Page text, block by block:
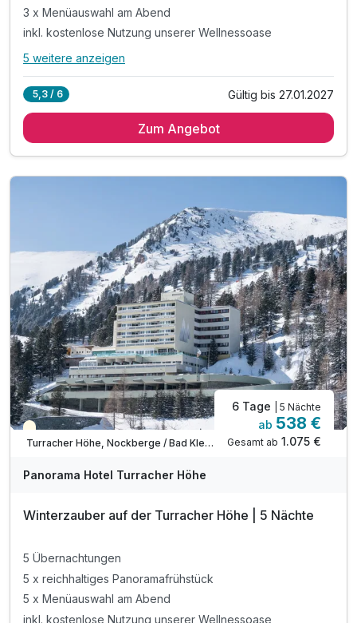
3 x Menüauswahl am Abend
inkl. kostenlose Nutzung unserer Wellnessoase
Alle Inklusivleistungen
3 x reichhaltiges Panoramafrühstück
inkl. Wellnesstasche auf dem Zimmer
inkl. Nutzung des Fitnessraumes
inkl. 15 % Massagegutschein
inkl. Butlercard
5 weitere anzeigen
5,3 / 6 Gültig bis 27.01.2027
Zum Angebot
Saisonal verfügbar
Turracher Höhe, Nockberge / Bad Kleinkirchheim
6 Tage | 5 Nächte
ab 538 €
Gesamt ab 1.075 €
Panorama Hotel Turracher Höhe
Winterzauber auf der Turracher Höhe | 5 Nächte
5 Übernachtungen
5 x reichhaltiges Panoramafrühstück
5 x Menüauswahl am Abend
inkl. kostenlose Nutzung unserer Wellnessoase